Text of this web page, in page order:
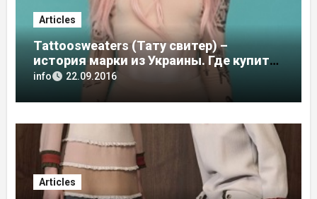
Articles
Tattoosweaters (Тату свитер) –
история марки из Украины. Где купить
в России, адреса магазинов
info 22.09.2016
Articles